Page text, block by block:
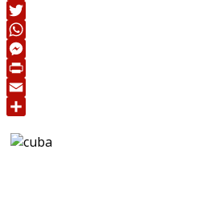
Facebook
Twitter
WhatsApp
Messenger
Print
Email